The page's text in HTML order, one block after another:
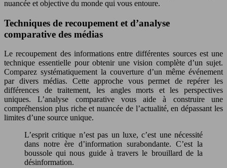
nuancée et objective du monde qui vous entoure.
Techniques de recoupement et d’analyse
comparative des médias
Le recoupement des informations entre différentes sources est une
technique essentielle pour obtenir une vision complète d’un sujet.
Comparez systématiquement la couverture d’un même événement
par divers médias. Cette approche vous permet de repérer les
différences de traitement, les angles morts et les perspectives
uniques. L’analyse comparative vous aide à construire une
compréhension plus riche et nuancée de l’actualité, en dépassant les
limites d’une source unique.
L’esprit critique n’est pas un luxe, c’est une nécessité
dans notre ère d’information surabondante. C’est la
boussole qui nous guide à travers le brouillard de la
désinformation.